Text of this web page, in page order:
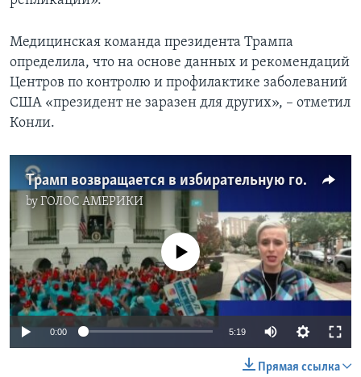
Медицинская команда президента Трампа
определила, что на основе данных и рекомендаций
Центров по контролю и профилактике заболеваний
США «президент не заразен для других», – отметил
Конли.
Трамп возвращается в избирательную гонку
byГОЛОС АМЕРИКИ
No media source currently available
0:00 5:19
Прямая ссылка